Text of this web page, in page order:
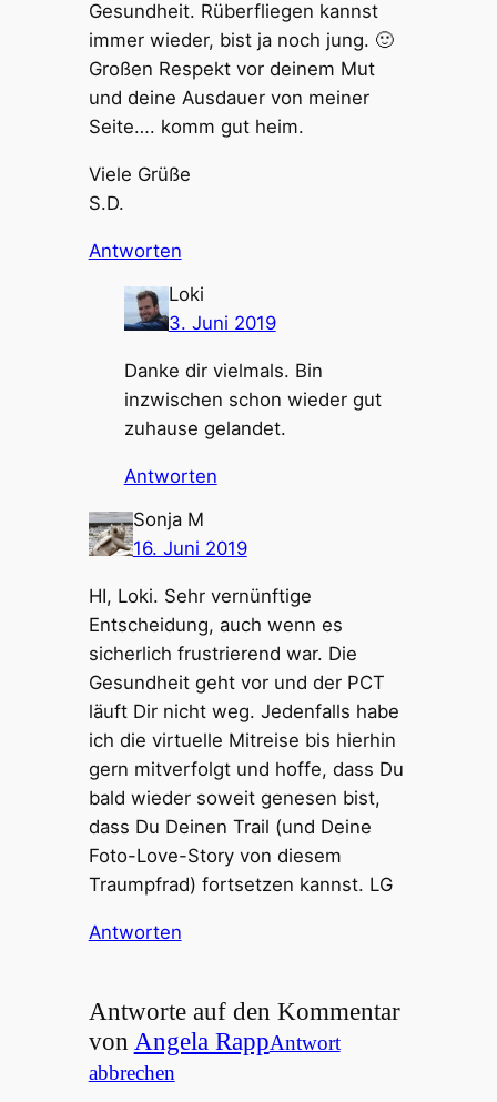
Gesundheit. Rüberfliegen kannst
immer wieder, bist ja noch jung. 🙂
Großen Respekt vor deinem Mut
und deine Ausdauer von meiner
Seite…. komm gut heim.
Viele Grüße
S.D.
Antworten
Loki
3. Juni 2019
Danke dir vielmals. Bin
inzwischen schon wieder gut
zuhause gelandet.
Antworten
Sonja M
16. Juni 2019
HI, Loki. Sehr vernünftige
Entscheidung, auch wenn es
sicherlich frustrierend war. Die
Gesundheit geht vor und der PCT
läuft Dir nicht weg. Jedenfalls habe
ich die virtuelle Mitreise bis hierhin
gern mitverfolgt und hoffe, dass Du
bald wieder soweit genesen bist,
dass Du Deinen Trail (und Deine
Foto-Love-Story von diesem
Traumpfrad) fortsetzen kannst. LG
Antworten
Antworte auf den Kommentar
von Angela RappAntwort
abbrechen